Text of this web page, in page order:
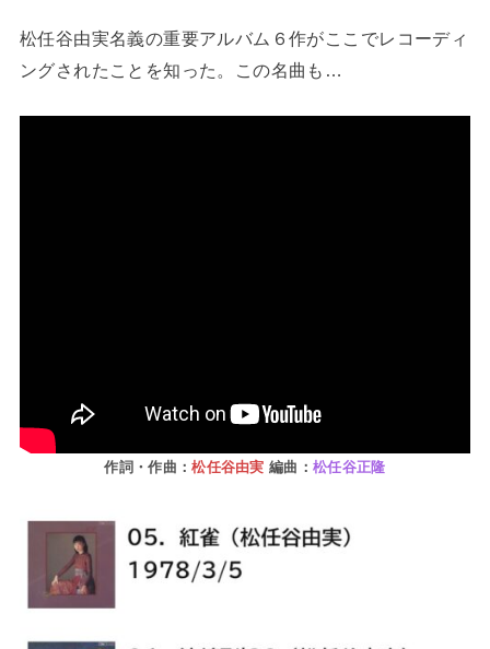
松任谷由実名義の重要アルバム６作がここでレコーディ
ングされたことを知った。この名曲も…
作詞・作曲：松任谷由実 編曲： 松任谷正隆